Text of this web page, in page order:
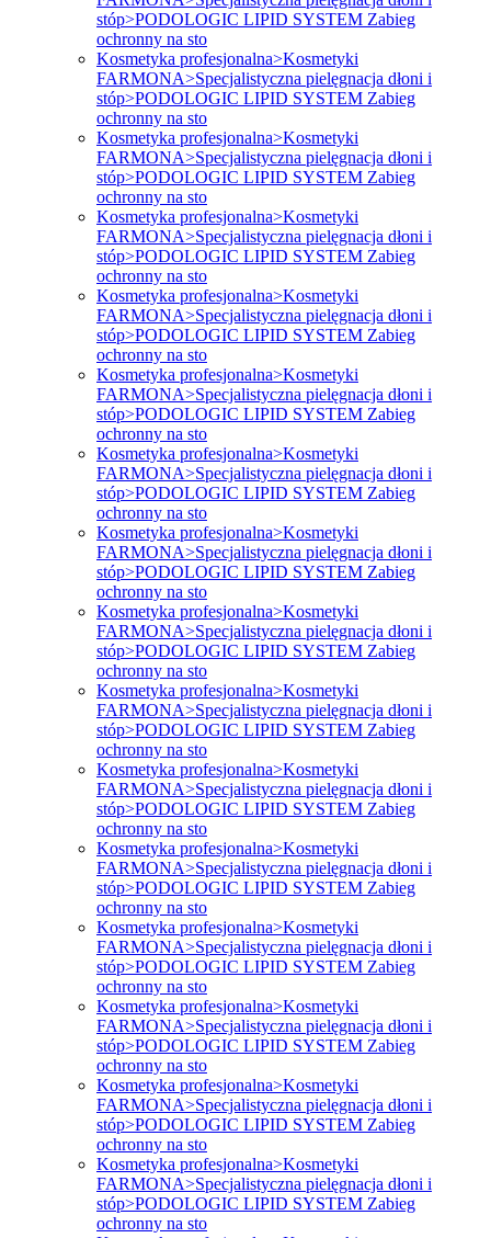
stóp>PODOLOGIC LIPID SYSTEM Zabieg
ochronny na sto
Kosmetyka profesjonalna>Kosmetyki
FARMONA>Specjalistyczna pielęgnacja dłoni i
stóp>PODOLOGIC LIPID SYSTEM Zabieg
ochronny na sto
Kosmetyka profesjonalna>Kosmetyki
FARMONA>Specjalistyczna pielęgnacja dłoni i
stóp>PODOLOGIC LIPID SYSTEM Zabieg
ochronny na sto
Kosmetyka profesjonalna>Kosmetyki
FARMONA>Specjalistyczna pielęgnacja dłoni i
stóp>PODOLOGIC LIPID SYSTEM Zabieg
ochronny na sto
Kosmetyka profesjonalna>Kosmetyki
FARMONA>Specjalistyczna pielęgnacja dłoni i
stóp>PODOLOGIC LIPID SYSTEM Zabieg
ochronny na sto
Kosmetyka profesjonalna>Kosmetyki
FARMONA>Specjalistyczna pielęgnacja dłoni i
stóp>PODOLOGIC LIPID SYSTEM Zabieg
ochronny na sto
Kosmetyka profesjonalna>Kosmetyki
FARMONA>Specjalistyczna pielęgnacja dłoni i
stóp>PODOLOGIC LIPID SYSTEM Zabieg
ochronny na sto
Kosmetyka profesjonalna>Kosmetyki
FARMONA>Specjalistyczna pielęgnacja dłoni i
stóp>PODOLOGIC LIPID SYSTEM Zabieg
ochronny na sto
Kosmetyka profesjonalna>Kosmetyki
FARMONA>Specjalistyczna pielęgnacja dłoni i
stóp>PODOLOGIC LIPID SYSTEM Zabieg
ochronny na sto
Kosmetyka profesjonalna>Kosmetyki
FARMONA>Specjalistyczna pielęgnacja dłoni i
stóp>PODOLOGIC LIPID SYSTEM Zabieg
ochronny na sto
Kosmetyka profesjonalna>Kosmetyki
FARMONA>Specjalistyczna pielęgnacja dłoni i
stóp>PODOLOGIC LIPID SYSTEM Zabieg
ochronny na sto
Kosmetyka profesjonalna>Kosmetyki
FARMONA>Specjalistyczna pielęgnacja dłoni i
stóp>PODOLOGIC LIPID SYSTEM Zabieg
ochronny na sto
Kosmetyka profesjonalna>Kosmetyki
FARMONA>Specjalistyczna pielęgnacja dłoni i
stóp>PODOLOGIC LIPID SYSTEM Zabieg
ochronny na sto
Kosmetyka profesjonalna>Kosmetyki
FARMONA>Specjalistyczna pielęgnacja dłoni i
stóp>PODOLOGIC LIPID SYSTEM Zabieg
ochronny na sto
Kosmetyka profesjonalna>Kosmetyki
FARMONA>Specjalistyczna pielęgnacja dłoni i
stóp>PODOLOGIC LIPID SYSTEM Zabieg
ochronny na sto
Kosmetyka profesjonalna>Kosmetyki
FARMONA>Specjalistyczna pielęgnacja dłoni i
stóp>PODOLOGIC LIPID SYSTEM Zabieg
ochronny na sto